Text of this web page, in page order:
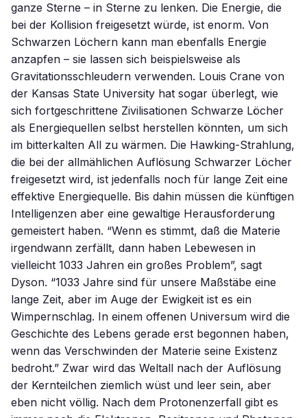
ganze Sterne – in Sterne zu lenken. Die Energie, die
bei der Kollision freigesetzt würde, ist enorm. Von
Schwarzen Löchern kann man ebenfalls Energie
anzapfen – sie lassen sich beispielsweise als
Gravitationsschleudern verwenden. Louis Crane von
der Kansas State University hat sogar überlegt, wie
sich fortgeschrittene Zivilisationen Schwarze Löcher
als Energiequellen selbst herstellen könnten, um sich
im bitterkalten All zu wärmen. Die Hawking-Strahlung,
die bei der allmählichen Auflösung Schwarzer Löcher
freigesetzt wird, ist jedenfalls noch für lange Zeit eine
effektive Energiequelle. Bis dahin müssen die künftigen
Intelligenzen aber eine gewaltige Herausforderung
gemeistert haben. “Wenn es stimmt, daß die Materie
irgendwann zerfällt, dann haben Lebewesen in
vielleicht 1033 Jahren ein großes Problem”, sagt
Dyson. “1033 Jahre sind für unsere Maßstäbe eine
lange Zeit, aber im Auge der Ewigkeit ist es ein
Wimpernschlag. In einem offenen Universum wird die
Geschichte des Lebens gerade erst begonnen haben,
wenn das Verschwinden der Materie seine Existenz
bedroht.” Zwar wird das Weltall nach der Auflösung
der Kernteilchen ziemlich wüst und leer sein, aber
eben nicht völlig. Nach dem Protonenzerfall gibt es